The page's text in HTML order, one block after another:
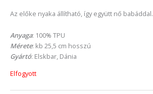
Az előke nyaka állítható, így együtt nő babáddal.
Anyaga: 100% TPU
Mérete: kb 25,5 cm hosszú
Gyártó: Elskbar, Dánia
Elfogyott